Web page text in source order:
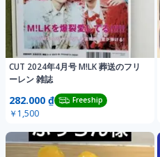
CUT 2024年4月号 M!LK 葬送のフリ
ーレン 雑誌
282.000 ₫ Freeship
￥1,500